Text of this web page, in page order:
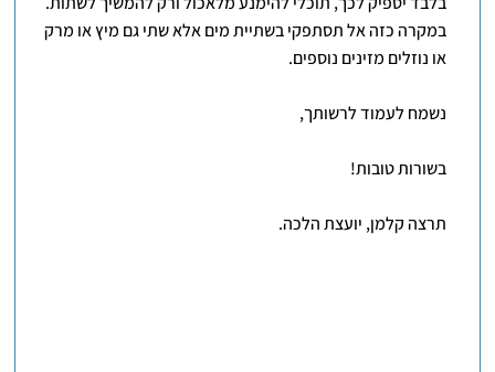
במקרה כזה אל תסתפקי בשתיית מים אלא שתי גם מיץ או מרק
או נוזלים מזינים נוספים.
נשמח לעמוד לרשותך,
בשורות טובות!
תרצה קלמן, יועצת הלכה.